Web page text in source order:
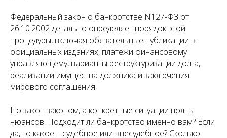
Федеральный закон о банкротстве N127-ФЗ от
26.10.2002 детально определяет порядок этой
процедуры, включая обязательные публикации в
официальных изданиях, платежи финансовому
управляющему, варианты реструктуризации долга,
реализации имущества должника и заключения
мирового соглашения.
Но закон законом, а конкретные ситуации полны
нюансов. Подходит ли банкротство именно вам? Если
да, то какое – судебное или внесудебное? Сколько